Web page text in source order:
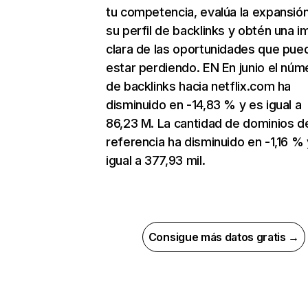
tu competencia, evalúa la
su perfil de backlinks y obtén una
clara de las oportunidades que
estar perdiendo. EN En junio el
de backlinks hacia netflix.com ha
disminuido en -14,83 % y es igual a
86,23 M. La cantidad de dominios
referencia ha disminuido en -1,16 %
igual a 377,93 mil.
Consigue más datos gratis →